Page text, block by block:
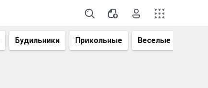
Будильники Прикольные Веселые